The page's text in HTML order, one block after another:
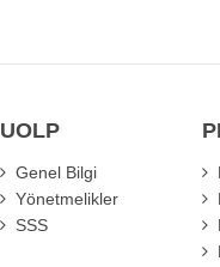
UOLP
Genel Bilgi
Yönetmelikler
SSS